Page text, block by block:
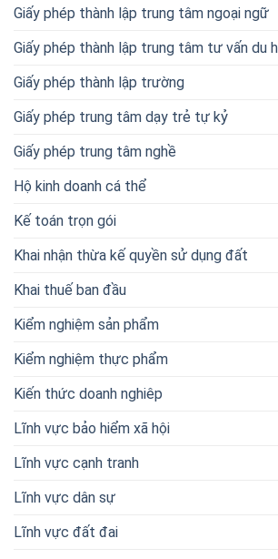
Giấy phép thành lập trung tâm ngoại ngữ
Giấy phép thành lập trung tâm tư vấn du
Giấy phép thành lập trường
Giấy phép trung tâm dạy trẻ tự kỷ
Giấy phép trung tâm nghề
Hộ kinh doanh cá thể
Kế toán trọn gói
Khai nhận thừa kế quyền sử dụng đất
Khai thuế ban đầu
Kiểm nghiệm sản phẩm
Kiểm nghiệm thực phẩm
Kiến thức doanh nghiêp
Lĩnh vực bảo hiểm xã hội
Lĩnh vực cạnh tranh
Lĩnh vực dân sự
Lĩnh vực đất đai